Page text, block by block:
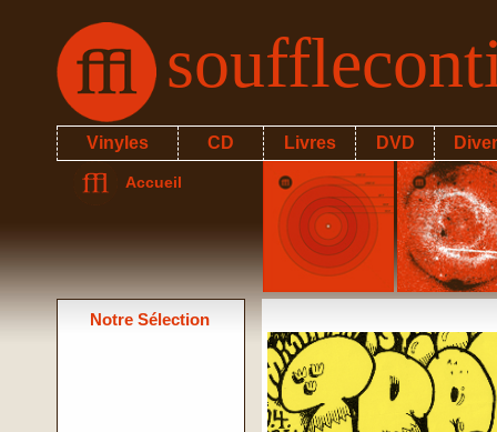
Vinyles CD Livres DVD
Accueil
Notre Sélection